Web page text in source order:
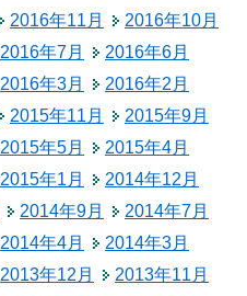
2016年11月
2016年10月
2016年7月
2016年6月
2016年3月
2016年2月
2015年11月
2015年9月
2015年5月
2015年4月
2015年1月
2014年12月
2014年9月
2014年7月
2014年4月
2014年3月
2013年12月
2013年11月